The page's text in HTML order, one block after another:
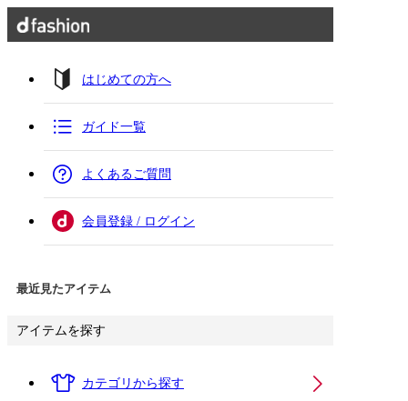
はじめての方へ
ガイド一覧
よくあるご質問
会員登録 / ログイン
最近見たアイテム
アイテムを探す
カテゴリから探す